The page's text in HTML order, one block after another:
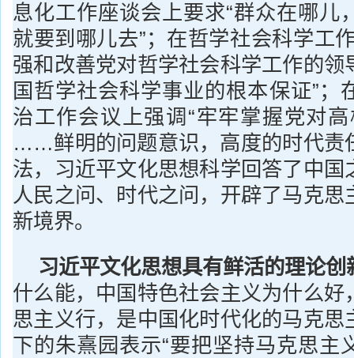
息化工作座谈会上要求“群众在哪儿
就要到哪儿去”；在哲学社会科学工
强和改善党对哲学社会科学工作的领
国哲学社会科学事业的根本保证”；
治工作会议上强调“牢牢掌握党对
……鲜明的问题意识，高度的时代责
法，习近平文化思想科学回答了中国
人民之问、时代之问，开辟了马克思
新境界。
习近平文化思想具有鲜活的理论创
什么能，中国特色社会主义为什么好
思主义行，是中国化时代化的马克思
下的朱熹园表示“要把坚持马克思主